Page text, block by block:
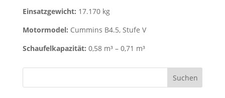
Einsatzgewicht: 17.170 kg
Motormodel: Cummins B4.5, Stufe V
Schaufelkapazität: 0,58 m³ – 0,71 m³